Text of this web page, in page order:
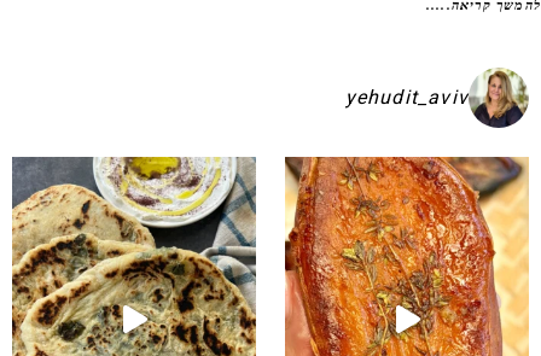
קריאה.....
yehudit_aviv
בפיתות היסטריות